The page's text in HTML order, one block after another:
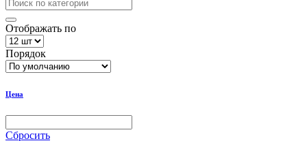
Отображать по
Порядок
Цена
Сбросить